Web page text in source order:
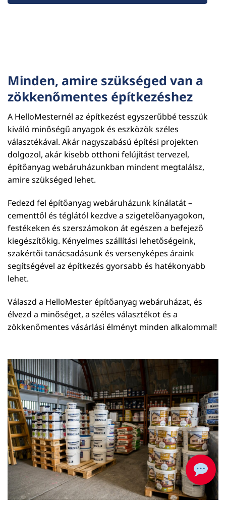
Minden, amire szükséged van a
zökkenőmentes építkezéshez
A HelloMesternél az építkezést egyszerűbbé tesszük
kiváló minőségű anyagok és eszközök széles
választékával. Akár nagyszabású építési projekten
dolgozol, akár kisebb otthoni felújítást tervezel,
építőanyag webáruházunkban mindent megtalálsz,
amire szükséged lehet.
Fedezd fel építőanyag webáruházunk kínálatát –
cementtől és téglától kezdve a szigetelőanyagokon,
festékeken és szerszámokon át egészen a befejező
kiegészítőkig. Kényelmes szállítási lehetőségeink,
szakértői tanácsadásunk és versenyképes áraink
segítségével az építkezés gyorsabb és hatékonyabb
lehet.
Válaszd a HelloMester építőanyag webáruházat, és
élvezd a minőséget, a széles választékot és a
zökkenőmentes vásárlási élményt minden alkalommal!